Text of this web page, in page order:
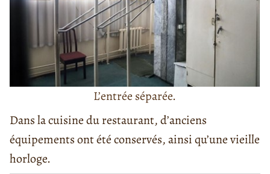
L’entrée séparée.
Dans la cuisine du restaurant, d’anciens
équipements ont été conservés, ainsi qu’une vieille
horloge.